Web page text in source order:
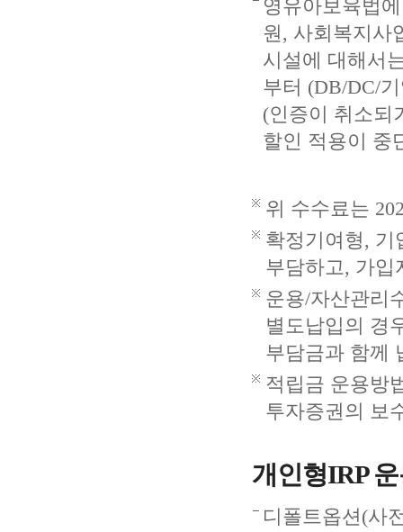
영유아보육법
원, 사회복지사
시설에 대해서
부터 (DB/DC/
(인증이 취소되
할인 적용이 중
위 수수료는
확정기여형, 기
부담하고, 가입
운용/자산관리
별도납입의 경
부담금과 함께
적립금 운용방
투자증권의 보
개인형IRP
디폴트옵션(사